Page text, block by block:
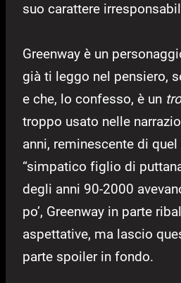
suo carattere
Greenway è un
già ti leggo nel pensiero,
e che, lo confesso, è un
troppo usato nelle
anni, reminescente di
“simpatico figlio di
degli anni 90-2000
po’, Greenway in parte
aspettative, ma lascio
parte spoiler in fondo.